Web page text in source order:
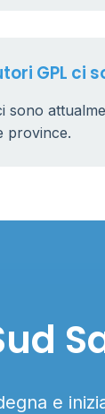
GPL ci
sono
province.
e